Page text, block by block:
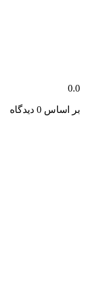
0.0
بر اساس 0 دیدگاه